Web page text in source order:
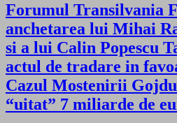
Forumul Transilvania
anchetarea lui Mihai
si a lui Calin Popescu
actul de tradare in
Cazul Mostenirii
“uitat” 7 miliarde de